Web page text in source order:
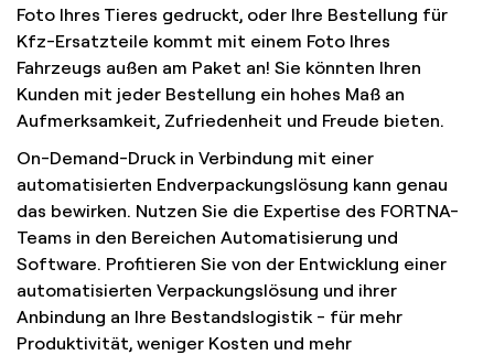
Foto Ihres Tieres gedruckt, oder Ihre Bestellung für
Kfz-Ersatzteile kommt mit einem Foto Ihres
Fahrzeugs außen am Paket an! Sie könnten Ihren
Kunden mit jeder Bestellung ein hohes Maß an
Aufmerksamkeit, Zufriedenheit und Freude bieten.
On-Demand-Druck in Verbindung mit einer
automatisierten Endverpackungslösung kann genau
das bewirken. Nutzen Sie die Expertise des FORTNA-
Teams in den Bereichen Automatisierung und
Software. Profitieren Sie von der Entwicklung einer
automatisierten Verpackungslösung und ihrer
Anbindung an Ihre Bestandslogistik - für mehr
Produktivität, weniger Kosten und mehr